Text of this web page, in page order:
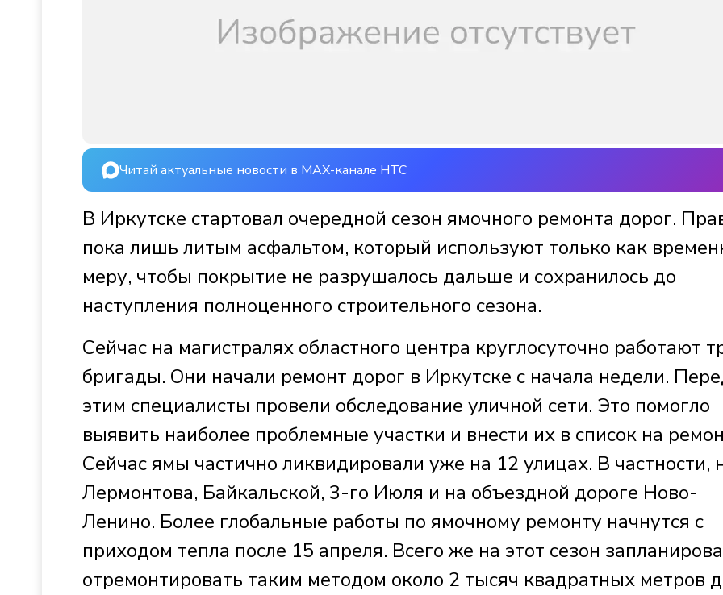
Читай актуальные новости в MAX-канале НТС
В Иркутске стартовал очередной сезон ямочного ремонта дорог.
пока лишь литым асфальтом, который используют только как
меру, чтобы покрытие не разрушалось дальше и сохранилось до
наступления полноценного строительного сезона.
Сейчас на магистралях областного центра круглосуточно работают
бригады. Они начали ремонт дорог в Иркутске с начала недели.
этим специалисты провели обследование уличной сети. Это помогло
выявить наиболее проблемные участки и внести их в список на
Сейчас ямы частично ликвидировали уже на 12 улицах. В частности,
Лермонтова, Байкальской, 3-го Июля и на объездной дороге Ново-
Ленино. Более глобальные работы по ямочному ремонту начнутся с
приходом тепла после 15 апреля. Всего же на этот сезон
отремонтировать таким методом около 2 тысяч квадратных метров